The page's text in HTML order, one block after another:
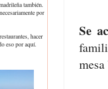
Se
también.
por
hacer
eso por aquí.